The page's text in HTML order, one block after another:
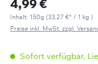
4,99 €
Inhalt: 150g (33,27 €* / 1 kg )
Preise inkl. MwSt. zzgl.
Sofort verfügbar,